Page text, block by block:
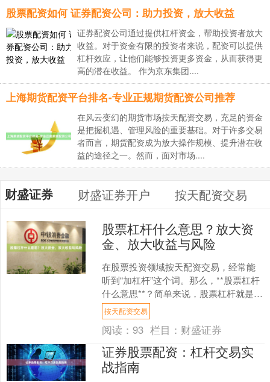
股票配资如何 证券配资公司：助力投资，放大收益
证券配资公司通过提供杠杆资金，帮助投资者放大
收益。对于资金有限的投资者来说，配资可以提供
杠杆效应，让他们能够投资更多资金，从而获得更
高的潜在收益。 作为京东集团....
上海期货配资平台排名-专业正规期货配资公司推荐
在风云变幻的期货市场按天配资交易，充足的资金
是把握机遇、管理风险的重要基础。对于许多交易
者而言，期货配资成为放大操作规模、提升潜在收
益的途径之一。然而，面对市场....
财盛证券 财盛证券开户 按天配资交易
股票杠杆什么意思？放大资
金、放大收益与风险
在股票投资领域按天配资交易，经常能
听到“加杠杆”这个词。那么，**股票杠杆
什么意思**？简单来说，股票杠杆就是投
资者通过借钱或使用金融工具，用较少
的本金撬动更大....
按天配资交易
阅读：93 栏目： 财盛证券
证券股票配资：杠杆交易实
战指南